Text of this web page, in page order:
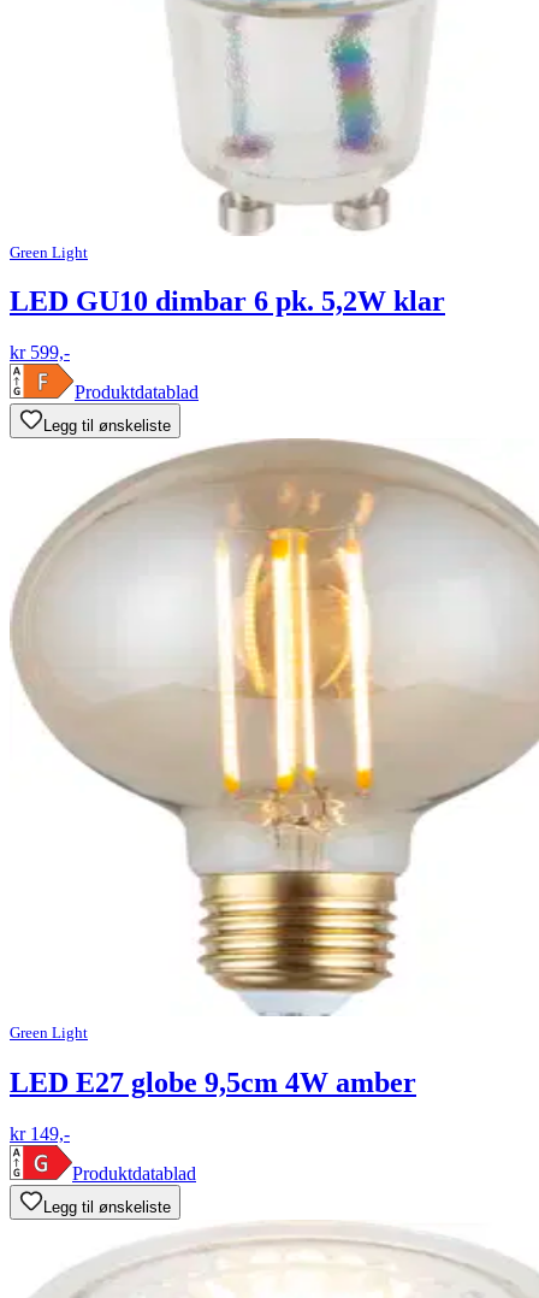
Green Light
LED GU10 dimbar 6 pk. 5,2W klar
kr 599,-
Produktdatablad
Legg til ønskeliste
Green Light
LED E27 globe 9,5cm 4W amber
kr 149,-
Produktdatablad
Legg til ønskeliste